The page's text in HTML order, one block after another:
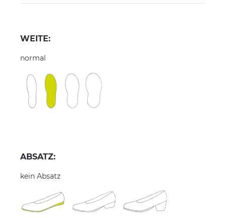
WEITE:
normal
ABSATZ:
kein Absatz